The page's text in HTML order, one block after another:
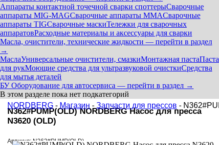
Аппараты контактной точечной сварки cпоттерыСварочные
аппараты MIG-MAGСварочные аппараты MMAСварочные
аппараты TIGСварочные маскиТележки для сварочных
аппаратовРасходные материалы и аксессуары для сварки
Масла, очистители, технические жидкости — перейти в раздел
→
МаслаУниверсальные очистители, смазкиМонтажная пастаПаста
для рукМоющие средства для ультразвуковой очисткиСредства
для мытья деталей
БУ Оборудование для автосервиса — перейти в раздел →
В этом разделе пока нет подкатегорий
NORDBERG - Магазин - Запчасти для прессов -
N362#PUMP(OLD) NORDBERG Насос для пресса
N3620 (OLD)
Артикул: N362#PUMP(OLD)